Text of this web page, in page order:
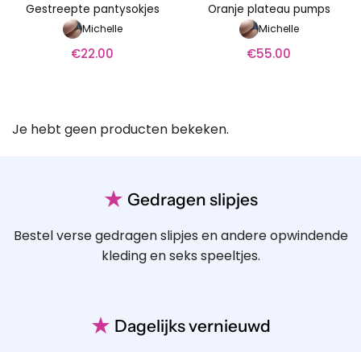
Gestreepte pantysokjes
Michelle
€22.00
Oranje plateau pumps
Michelle
€55.00
Je hebt geen producten bekeken.
★ Gedragen slipjes
Bestel verse gedragen slipjes en andere opwindende
kleding en seks speeltjes.
★ Dagelijks vernieuwd